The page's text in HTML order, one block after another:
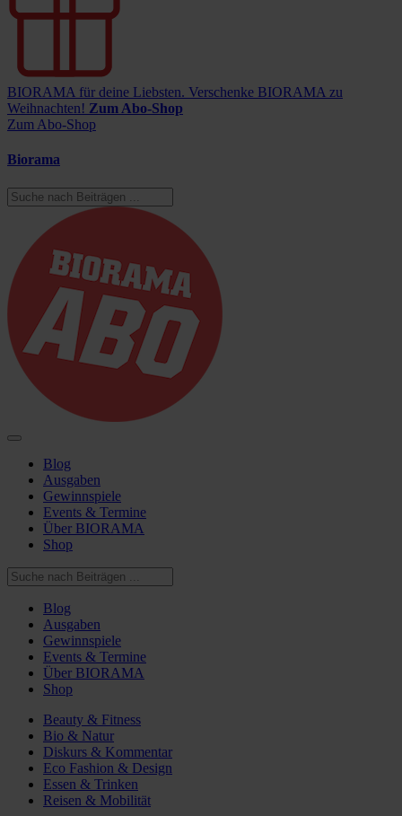
BIORAMA für deine Liebsten. Verschenke BIORAMA zu
Weihnachten! Zum Abo-Shop
Zum Abo-Shop
Biorama
Blog
Ausgaben
Gewinnspiele
Events & Termine
Über BIORAMA
Shop
Blog
Ausgaben
Gewinnspiele
Events & Termine
Über BIORAMA
Shop
Beauty & Fitness
Bio & Natur
Diskurs & Kommentar
Eco Fashion & Design
Essen & Trinken
Reisen & Mobilität